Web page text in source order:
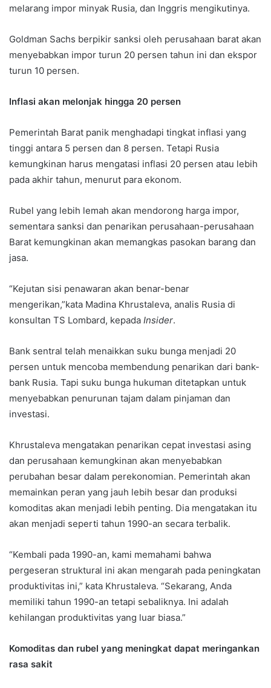
melarang impor minyak Rusia, dan Inggris mengikutinya.
Goldman Sachs berpikir sanksi oleh perusahaan barat akan
menyebabkan impor turun 20 persen tahun ini dan ekspor
turun 10 persen.
Inflasi akan melonjak hingga 20 persen
Pemerintah Barat panik menghadapi tingkat inflasi yang
tinggi antara 5 persen dan 8 persen. Tetapi Rusia
kemungkinan harus mengatasi inflasi 20 persen atau lebih
pada akhir tahun, menurut para ekonom.
Rubel yang lebih lemah akan mendorong harga impor,
sementara sanksi dan penarikan perusahaan-perusahaan
Barat kemungkinan akan memangkas pasokan barang dan
jasa.
“Kejutan sisi penawaran akan benar-benar
mengerikan,”kata Madina Khrustaleva, analis Rusia di
konsultan TS Lombard, kepada Insider.
Bank sentral telah menaikkan suku bunga menjadi 20
persen untuk mencoba membendung penarikan dari bank-
bank Rusia. Tapi suku bunga hukuman ditetapkan untuk
menyebabkan penurunan tajam dalam pinjaman dan
investasi.
Khrustaleva mengatakan penarikan cepat investasi asing
dan perusahaan kemungkinan akan menyebabkan
perubahan besar dalam perekonomian. Pemerintah akan
memainkan peran yang jauh lebih besar dan produksi
komoditas akan menjadi lebih penting. Dia mengatakan itu
akan menjadi seperti tahun 1990-an secara terbalik.
“Kembali pada 1990-an, kami memahami bahwa
pergeseran struktural ini akan mengarah pada peningkatan
produktivitas ini,” kata Khrustaleva. “Sekarang, Anda
memiliki tahun 1990-an tetapi sebaliknya. Ini adalah
kehilangan produktivitas yang luar biasa.”
Komoditas dan rubel yang meningkat dapat meringankan
rasa sakit